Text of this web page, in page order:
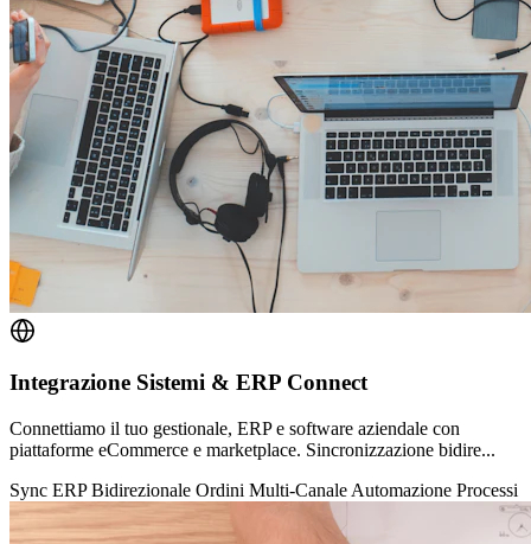
Integrazione Sistemi & ERP Connect
Connettiamo il tuo gestionale, ERP e software aziendale con
piattaforme eCommerce e marketplace. Sincronizzazione bidire...
Sync ERP Bidirezionale Ordini Multi-Canale Automazione Processi